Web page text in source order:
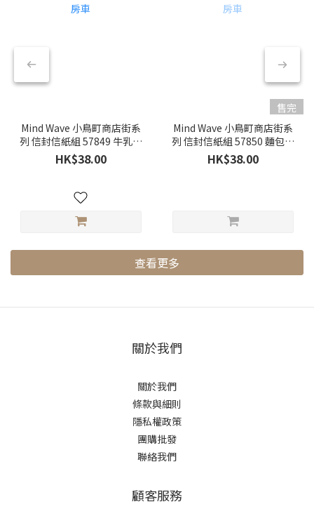
Mind Wave 小鳥町商店街系
列 信封信紙組 57849 牛乳屋
廚房車
HK$38.00
售完
Mind Wave 小鳥町商店街系
列 信封信紙組 57850 麵包房
廚房車
HK$38.00
查看更多
關於我們
關於我們
條款與細則
隱私權政策
團購批發
聯絡我們
顧客服務